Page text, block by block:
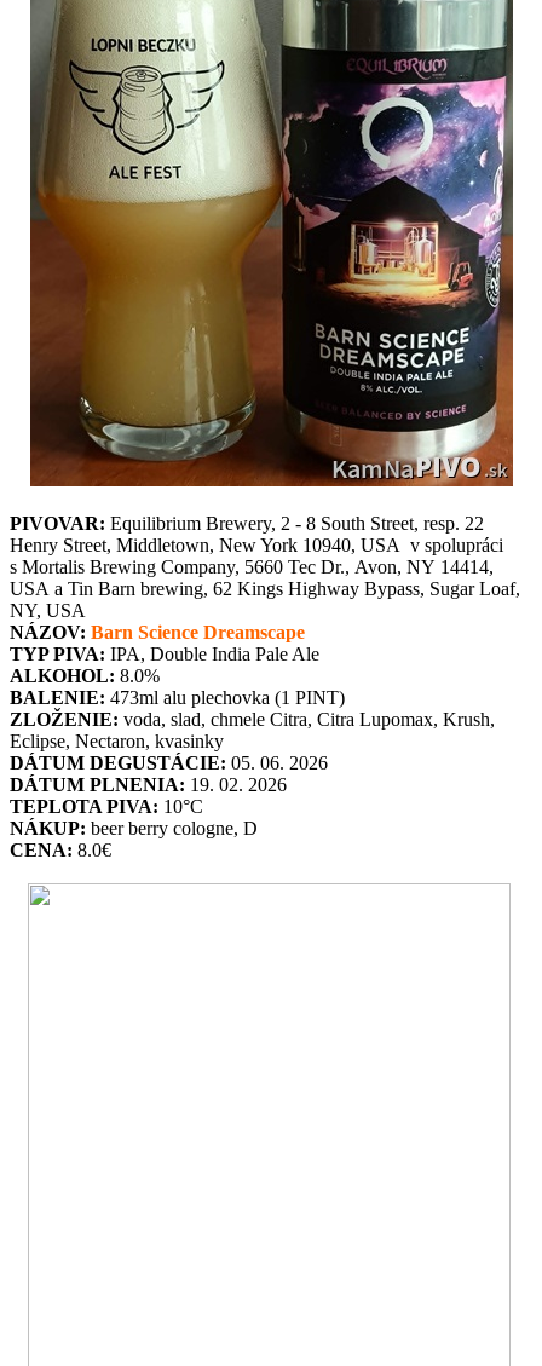
PIVOVAR: Equilibrium Brewery, 2 - 8 South Street, resp. 22
Henry Street, Middletown, New York 10940, USA v spolupráci
s Mortalis Brewing Company, 5660 Tec Dr., Avon, NY 14414,
USA a Tin Barn brewing, 62 Kings Highway Bypass, Sugar Loaf,
NY, USA
NÁZOV: Barn Science Dreamscape
TYP PIVA: IPA, Double India Pale Ale
ALKOHOL: 8.0%
BALENIE: 473ml alu plechovka (1 PINT)
ZLOŽENIE: voda, slad, chmele Citra, Citra Lupomax, Krush,
Eclipse, Nectaron, kvasinky
DÁTUM DEGUSTÁCIE: 05. 06. 2026
DÁTUM PLNENIA: 19. 02. 2026
TEPLOTA PIVA: 10°C
NÁKUP: beer berry cologne, D
CENA: 8.0€